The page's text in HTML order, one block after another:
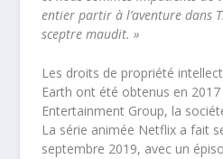
entier partir à l’aventure dans
sceptre maudit. »
Les droits de propriété
Earth ont été obtenus en
Entertainment Group, la
La série animée Netflix a fait
septembre 2019, avec un